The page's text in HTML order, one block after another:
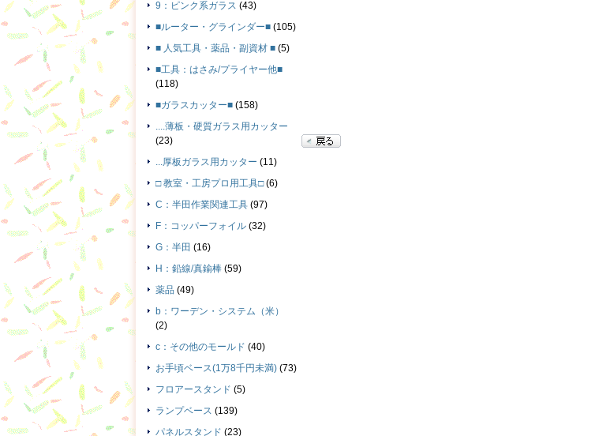
9：ピンク系ガラス (43)
■ルーター・グラインダー■ (105)
■ 人気工具・薬品・副資材 ■ (5)
■工具：はさみ/プライヤー他■
(118)
■ガラスカッター■ (158)
....薄板・硬質ガラス用カッター
(23)
...厚板ガラス用カッター (11)
□ 教室・工房プロ用工具□ (6)
C：半田作業関連工具 (97)
F：コッパーフォイル (32)
G：半田 (16)
H：鉛線/真鍮棒 (59)
薬品 (49)
b：ワーデン・システム（米）
(2)
c：その他のモールド (40)
お手頃ベース(1万8千円未満) (73)
フロアースタンド (5)
ランプベース (139)
パネルスタンド (23)